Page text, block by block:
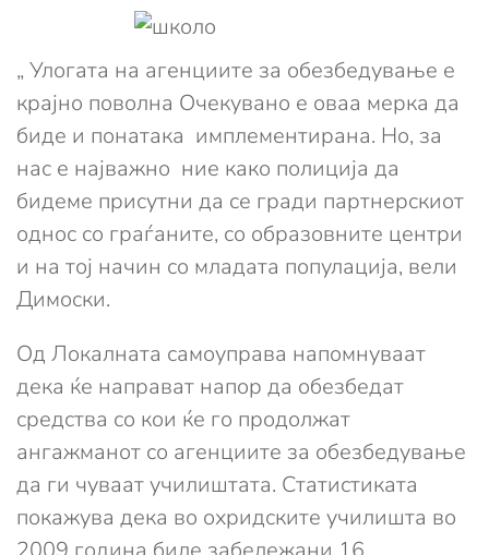
„ Улогата на агенциите за обезбедување е
крајно поволна Очекувано е оваа мерка да
биде и понатака имплементирана. Но, за
нас е најважно ние како полиција да
бидеме присутни да се гради партнерскиот
однос со граѓаните, со образовните центри
и на тој начин со младата популација, вели
Димоски.
Од Локалната самоуправа напомнуваат
дека ќе направат напор да обезбедат
средства со кои ќе го продолжат
ангажманот со агенциите за обезбедување
да ги чуваат училиштата. Статистиката
покажува дека во охридските училишта во